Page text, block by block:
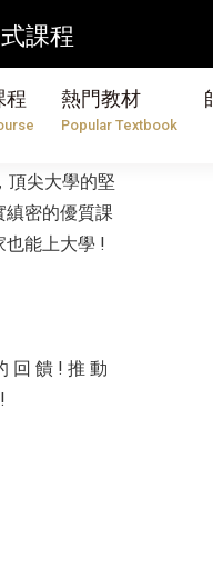
課程
程 熱門教材
Popular Textbook
程
頂尖大學的堅
縝密的優質課
也能上大學 !
回 饋 ! 推 動